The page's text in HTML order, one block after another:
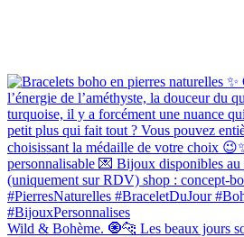
Wild & Bohème. 🧿🐆 Les beaux jours